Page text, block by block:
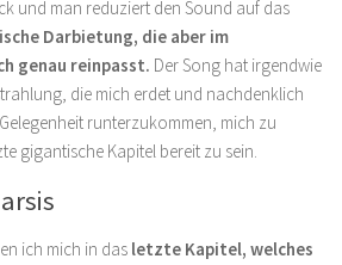
und man reduziert den Sound auf das
Darbietung, die aber im
genau reinpasst. Der Song hat irgendwie
die mich erdet und nachdenklich
runterzukommen, mich zu
gigantische Kapitel bereit zu sein.
ich mich in das letzte Kapitel, welches